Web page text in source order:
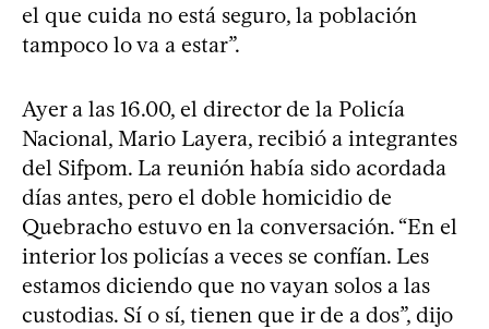
el que cuida no está seguro, la población
tampoco lo va a estar”.
Ayer a las 16.00, el director de la Policía
Nacional, Mario Layera, recibió a integrantes
del Sifpom. La reunión había sido acordada
días antes, pero el doble homicidio de
Quebracho estuvo en la conversación. “En el
interior los policías a veces se confían. Les
estamos diciendo que no vayan solos a las
custodias. Sí o sí, tienen que ir de a dos”, dijo